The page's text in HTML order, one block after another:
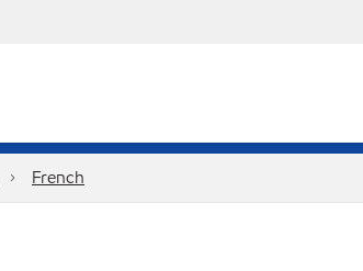
French